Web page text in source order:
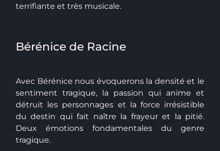
terrifiante et très musicale.
Bérénice de Racine
Avec Bérénice nous évoquerons la densité et le
sentiment tragique, la passion qui anime et
détruit les personnages et la force irrésistible
du destin qui fait naître la frayeur et la pitié.
Deux émotions fondamentales du genre
tragique.